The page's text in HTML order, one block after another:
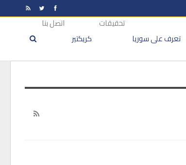
تعرف على سوريا
تحقيقات
كريكتير
اتصل بنا